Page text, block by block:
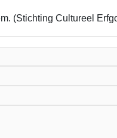
(Stichting Cultureel